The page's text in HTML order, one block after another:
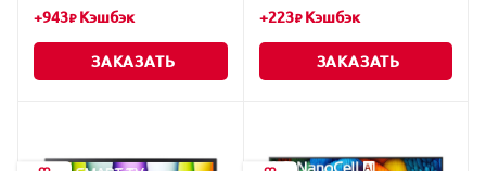
+943₽Кэшбэк
ЗАКАЗАТЬ
+223₽Кэшбэк
ЗАКАЗАТЬ